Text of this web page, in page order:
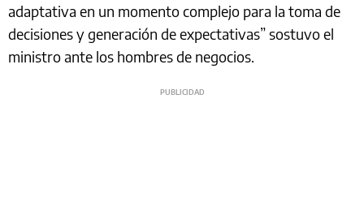
adaptativa en un momento complejo para la toma de
decisiones y generación de expectativas” sostuvo el
ministro ante los hombres de negocios.